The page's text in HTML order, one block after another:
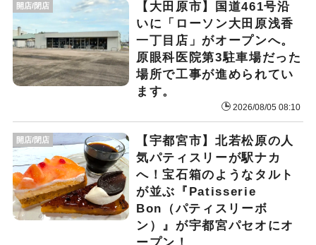
開店/閉店
【大田原市】国道461号沿
いに「ローソン大田原浅香
一丁目店」がオープンへ。
原眼科医院第3駐車場だった
場所で工事が進められてい
ます。
2026/08/05 08:10
開店/閉店
【宇都宮市】北若松原の人
気パティスリーが駅ナカ
へ！宝石箱のようなタルト
が並ぶ『Patisserie
Bon（パティスリーボ
ン）』が宇都宮パセオにオ